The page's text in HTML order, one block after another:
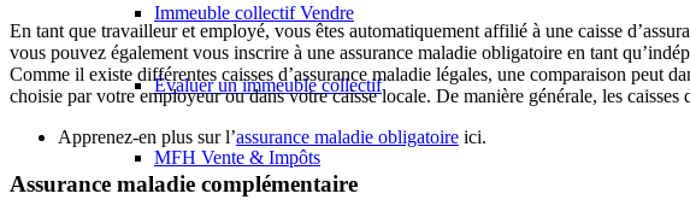
Immeuble collectif Vendre
Évaluer un immeuble collectif
MFH Vente & Impôts
En tant que travailleur et employé, vous êtes automatiquement affilié à une caisse
vous pouvez également vous inscrire à une assurance maladie obligatoire en tant
Comme il existe différentes caisses d’assurance maladie légales, une comparaison peut
choisie par votre employeur ou dans votre caisse locale. De manière générale, les
Apprenez-en plus sur l’assurance maladie obligatoire ici.
Assurance maladie complémentaire